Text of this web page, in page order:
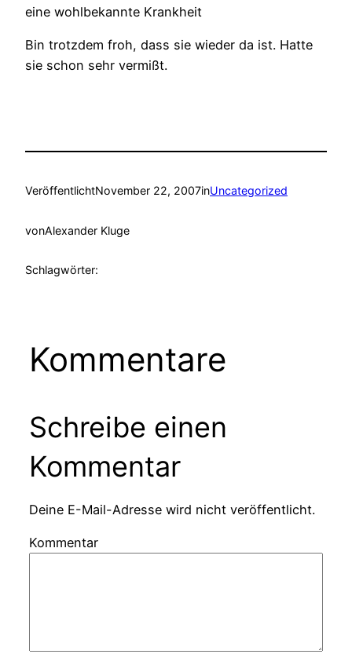
eine wohlbekannte Krankheit
Bin trotzdem froh, dass sie wieder da ist. Hatte
sie schon sehr vermißt.
VeröffentlichtNovember 22, 2007inUncategorized
vonAlexander Kluge
Schlagwörter:
Kommentare
Schreibe einen
Kommentar
Deine E-Mail-Adresse wird nicht veröffentlicht.
Kommentar